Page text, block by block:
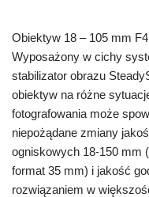
Obiektyw 18 – 105 mm
Wyposażony w cichy
stabilizator obrazu
obiektyw na różne
fotografowania może
niepożądane zmiany
ogniskowych 18-150 mm
format 35 mm) i jakość
rozwiązaniem w